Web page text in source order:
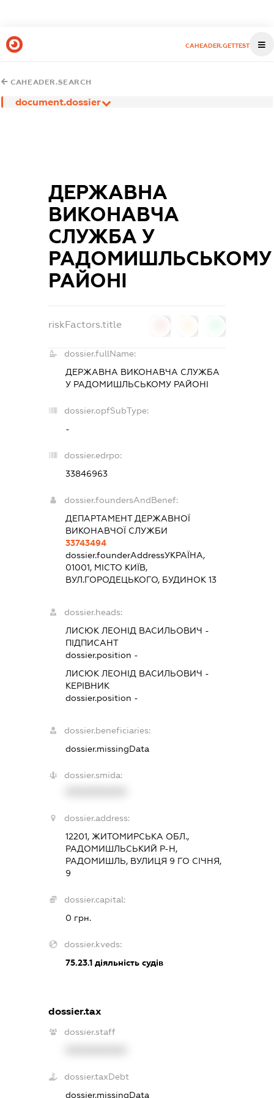
CAHEADER.GETTEST
CAHEADER.SEARCH
document.dossier
ДЕРЖАВНА
ВИКОНАВЧА
СЛУЖБА У
РАДОМИШЛЬСЬКОМУ
РАЙОНІ
riskFactors.title
dossier.fullName:
ДЕРЖАВНА ВИКОНАВЧА СЛУЖБА
У РАДОМИШЛЬСЬКОМУ РАЙОНІ
dossier.opfSubType:
-
dossier.edrpo:
33846963
dossier.foundersAndBenef:
ДЕПАРТАМЕНТ ДЕРЖАВНОЇ
ВИКОНАВЧОЇ СЛУЖБИ
33743494
dossier.founderAddressУКРАЇНА,
01001, МІСТО КИЇВ,
ВУЛ.ГОРОДЕЦЬКОГО, БУДИНОК 13
dossier.heads:
ЛИСЮК ЛЕОНІД ВАСИЛЬОВИЧ -
ПІДПИСАНТ
dossier.position -
ЛИСЮК ЛЕОНІД ВАСИЛЬОВИЧ -
КЕРІВНИК
dossier.position -
dossier.beneficiaries:
dossier.missingData
dossier.smida:
dossier.address:
12201, ЖИТОМИРСЬКА ОБЛ.,
РАДОМИШЛЬСЬКИЙ Р-Н,
РАДОМИШЛЬ, ВУЛИЦЯ 9 ГО СІЧНЯ,
9
dossier.capital:
0 грн.
dossier.kveds:
75.23.1діяльність судів
dossier.tax
dossier.staff
dossier.taxDebt
dossier.missingData